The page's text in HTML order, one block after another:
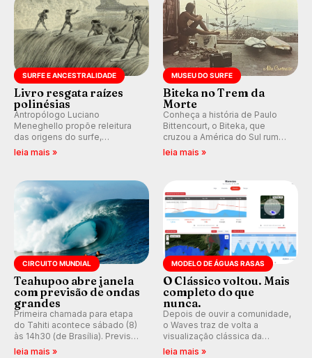
SURFE E ANCESTRALIDADE
Livro resgata raízes
polinésias
Antropólogo Luciano
Meneghello propõe releitura
das origens do surfe,
resgatando a cultura polinésia
prática em esporte e indústria.
leia mais »
MUSEU DO SURFE
Biteka no Trem da
Morte
Conheça a história de Paulo
Bittencourt, o Biteka, que
cruzou a América do Sul rumo
ao Pacífico em uma jornada
leia mais »
CIRCUITO MUNDIAL
Teahupoo abre janela
com previsão de ondas
grandes
Primeira chamada para etapa
do Tahiti acontece sábado (8)
às 14h30 (de Brasília). Previsão
indica swell consistente.
leia mais »
MODELO DE ÁGUAS RASAS
O Clássico voltou. Mais
completo do que
nunca.
Depois de ouvir a comunidade,
o Waves traz de volta a
visualização clássica da
previsão de águas rasas,
leia mais »